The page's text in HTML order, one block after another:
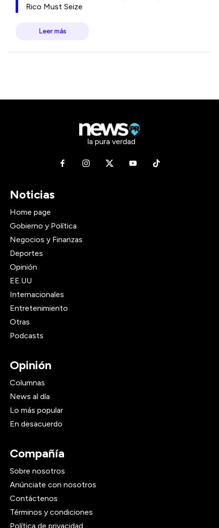
Rico Must Seize
Leer más
la pura verdad
Noticias
Home page
Gobierno y Política
Negocios y Finanzas
Deportes
Opinión
EE.UU
Internacionales
Entretenimiento
Otras
Podcasts
Opinión
Columnas
News al día
Lo más popular
En desacuerdo
Compañía
Sobre nosotros
Anúnciate con nosotros
Contáctenos
Términos y condiciones
Política de privacidad